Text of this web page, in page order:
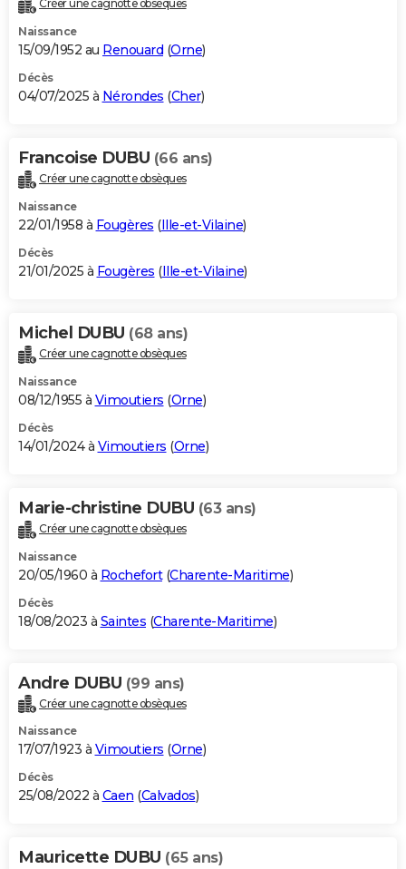
Destinations
City break
Voyage nature
Voyage de noces
Forum
Climat
+PHOTO
GUIDES D'ACHAT
BONS PLANS
Carte de Noël
Carte Bonne année
Carte Saint-Valentin
Carte Pâques
Carte d'anniversaire
DICTIONNAIRE
Dictionnaire
Biographies
Citations
Expressions
Proverbes
PROGRAMME TV
S'inscrire
Se connecter
Lycées
Collèges
Primaires
Universités
Entreprises
Service militaire
Avis de recherche
AVIS DE DÉCÈS
Bricolage
Lifestyle
Culture
Sport
Auto
Television
Voyage
Cinema
Créer une cagnotte obsèques
Naissance
15/09/1952 au Renouard (Orne)
Décès
04/07/2025 à Nérondes (Cher)
Francoise DUBU (66 ans)
Créer une cagnotte obsèques
Naissance
22/01/1958 à Fougères (Ille-et-Vilaine)
Décès
21/01/2025 à Fougères (Ille-et-Vilaine)
Michel DUBU (68 ans)
Créer une cagnotte obsèques
Naissance
08/12/1955 à Vimoutiers (Orne)
Décès
14/01/2024 à Vimoutiers (Orne)
Marie-christine DUBU (63 ans)
Créer une cagnotte obsèques
Naissance
20/05/1960 à Rochefort(Charente-Maritime)
Décès
18/08/2023 à Saintes (Charente-Maritime)
Andre DUBU (99 ans)
Créer une cagnotte obsèques
Naissance
17/07/1923 à Vimoutiers (Orne)
Décès
25/08/2022 à Caen (Calvados)
Mauricette DUBU (65 ans)